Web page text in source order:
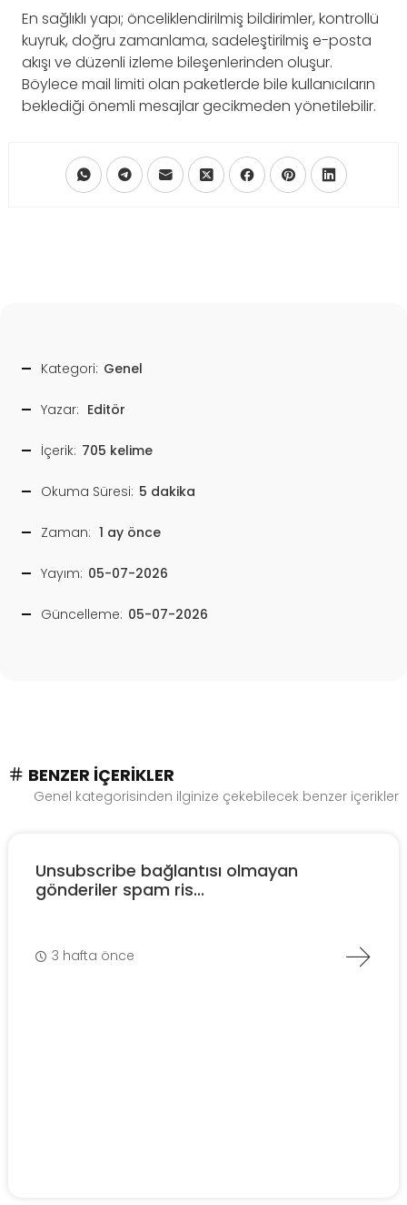
En sağlıklı yapı; önceliklendirilmiş bildirimler, kontrollü
kuyruk, doğru zamanlama, sadeleştirilmiş e-posta
akışı ve düzenli izleme bileşenlerinden oluşur.
Böylece mail limiti olan paketlerde bile kullanıcıların
beklediği önemli mesajlar gecikmeden yönetilebilir.
Kategori: Genel
Yazar: Editör
İçerik: 705 kelime
Okuma Süresi: 5 dakika
Zaman: 1 ay önce
Yayım: 05-07-2026
Güncelleme: 05-07-2026
BENZER İÇERIKLER
Genel kategorisinden ilginize çekebilecek benzer içerikler
Unsubscribe bağlantısı olmayan
gönderiler spam ris...
3 hafta önce